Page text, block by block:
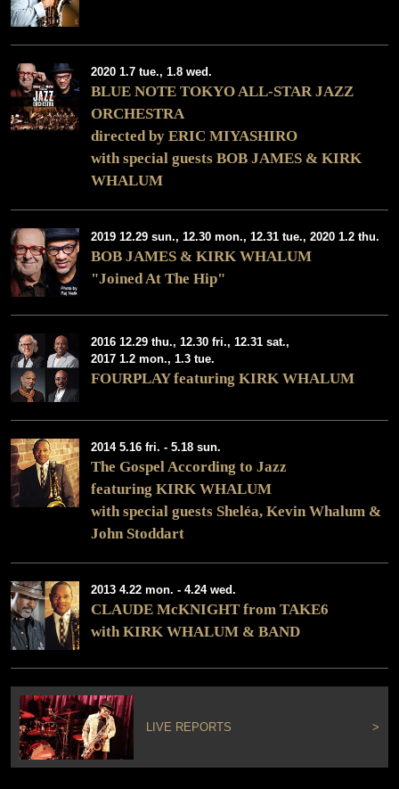
2020 1.7 tue., 1.8 wed.
BLUE NOTE TOKYO ALL-STAR JAZZ
ORCHESTRA
directed by ERIC MIYASHIRO
with special guests BOB JAMES & KIRK
WHALUM
2019 12.29 sun., 12.30 mon., 12.31 tue., 2020 1.2 thu.
BOB JAMES & KIRK WHALUM
"Joined At The Hip"
2016 12.29 thu., 12.30 fri., 12.31 sat.,
2017 1.2 mon., 1.3 tue.
FOURPLAY featuring KIRK WHALUM
2014 5.16 fri. - 5.18 sun.
The Gospel According to Jazz
featuring KIRK WHALUM
with special guests Sheléa, Kevin Whalum &
John Stoddart
2013 4.22 mon. - 4.24 wed.
CLAUDE McKNIGHT from TAKE6
with KIRK WHALUM & BAND
LIVE REPORTS >